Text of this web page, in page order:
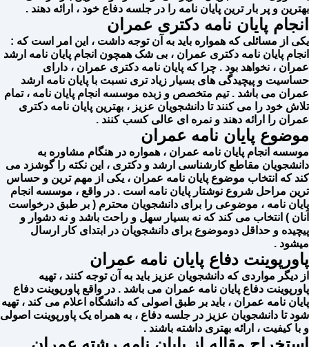
بهترین و پر بار ترین پایان نامه را در جلسه دفاع خود ، ارائه دهند .
انجام پایان نامه دکتری عمران
یکی از مسائلی که همواره باید به آن توجه داشت ، این امر است که :
انجام پایان نامه دکتری عمران ، بی شک همچون انجام پایان نامه ارشد
عمران ، نخواهد بود . چرا که پایان نامه دکتری عمران ، دارای
حساسیت و پیچیدگی های بسیار زیاد تری نسبت با پایان نامه ارشد
عمران می باشد . تیم متخصص و زبده موسسه انجام پایان نامه ، تمام
تلاش خود را می کنند تا دانشجویان عزیز ، بهترین پایان نامه دکتری
عمران را ارائه دهند و نمره ای عالی کسب کنند .
موضوع پایان نامه عمران
موسسه انجام پایان نامه عمران ، همواره در هنگام مشاوره به
دانشجویان مقاطع کارشناسی ارشد و دکتری ، این نکته را گوشزد می
کند که انتخاب موضوع پایان نامه عمران ، یکی از مهم ترین و حساس
ترین مراحل شروع نوشتار پایان نامه است . در واقع ، موسسه انجام
پایان نامه ، موضوعی را برای دانشجویان محترم ( بر طبق درخواست
آنان ) انتخاب می کند که نه بسیار سهل و راحت باشد و نه دشوار و
پیچیده و حداقل دوموضوع برای دانشجویان در ابتدای کار ارسال
میشود .
پاورپوینت دفاع پایان نامه عمران
از دیگر مواردی که دانشجویان عزیز باید به آن توجه کنند ، تهیه
پاورپوینت دفاع پایان نامه عمران می باشد . در واقع پاورپوینت دفاع
پایان نامه عمران ، باید بر طبق اصولی که دانشگاه اعلام می کند ، تهیه
شود تا دانشجویان عزیز در جلسه دفاع ، به همراه یک پاورپوینت اصولی
و با کیفیت ، ارائه بهتری داشته باشند .